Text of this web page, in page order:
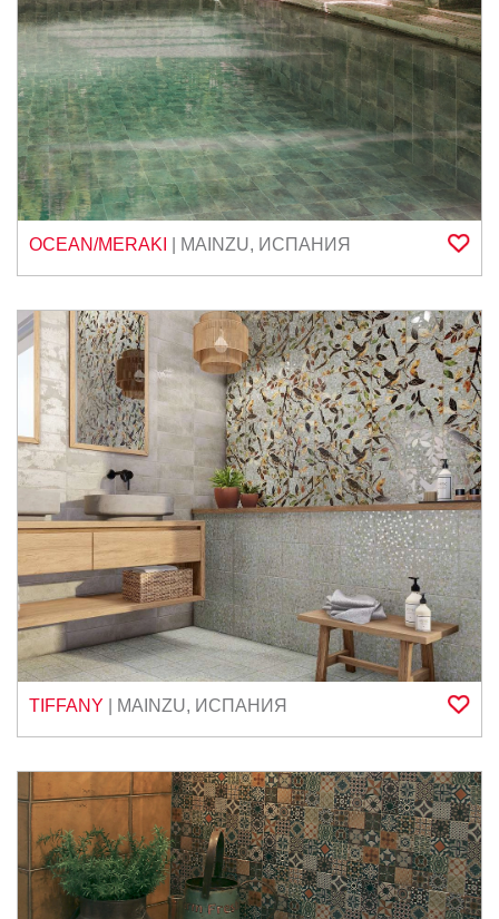
OCEAN/MERAKI MAINZU, ИСПАНИЯ
TIFFANY MAINZU, ИСПАНИЯ